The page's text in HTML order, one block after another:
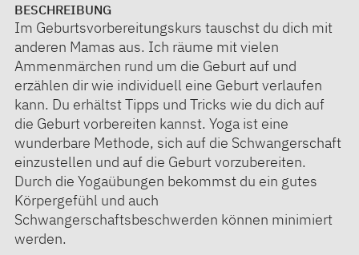
BESCHREIBUNG
Im Geburtsvorbereitungskurs tauschst du dich mit
anderen Mamas aus. Ich räume mit vielen
Ammenmärchen rund um die Geburt auf und
erzählen dir wie individuell eine Geburt verlaufen
kann. Du erhältst Tipps und Tricks wie du dich auf
die Geburt vorbereiten kannst. Yoga ist eine
wunderbare Methode, sich auf die Schwangerschaft
einzustellen und auf die Geburt vorzubereiten.
Durch die Yogaübungen bekommst du ein gutes
Körpergefühl und auch
Schwangerschaftsbeschwerden können minimiert
werden.